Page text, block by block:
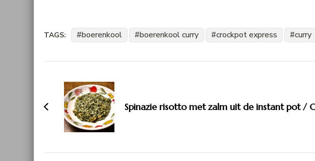
TAGS: boerenkool boerenkool curry crockpot express curry
navigatie
Spinazie risotto met zalm uit de instant pot /